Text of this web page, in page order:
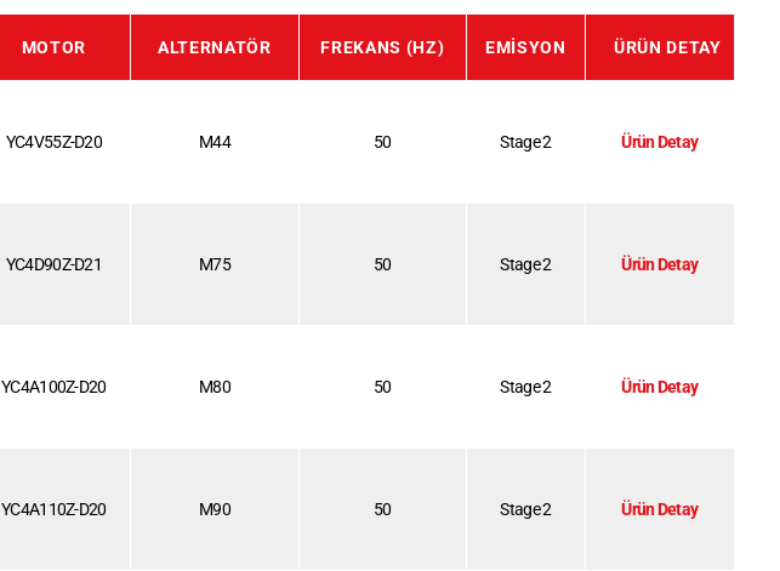
MOTOR ALTERNATÖR FREKANS (HZ) EMISYON ÜRÜN DETAY
YC4V55Z-D20 M44 50 Stage 2 Ürün Detay
YC4D90Z-D21 M75 50 Stage 2 Ürün Detay
YC4A100Z-D20 M80 50 Stage 2 Ürün Detay
YC4A110Z-D20 M90 50 Stage 2 Ürün Detay